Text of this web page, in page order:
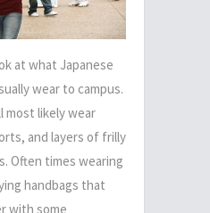
at what Japanese
wear to campus.
most likely wear
and layers of frilly
Often times wearing
handbags that
with some